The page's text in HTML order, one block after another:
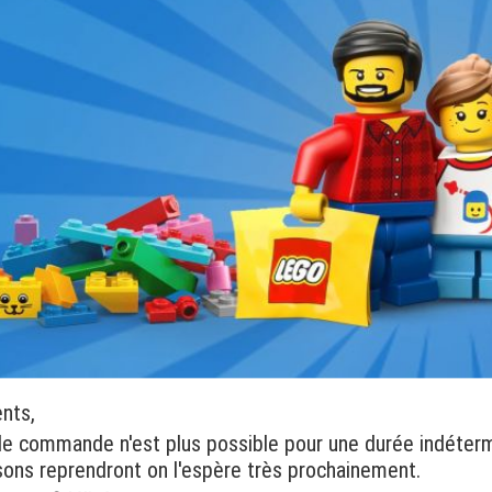
commande n'est plus possible pour une durée
reprendront on l'espère très prochainement.